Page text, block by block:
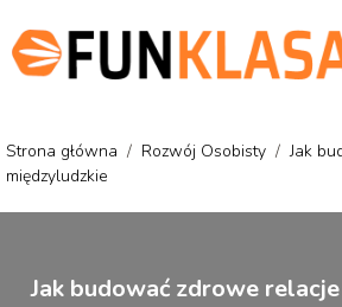
Strona główna / Rozwój Osobisty /Jak
międzyludzkie
Jak budować zdrowe